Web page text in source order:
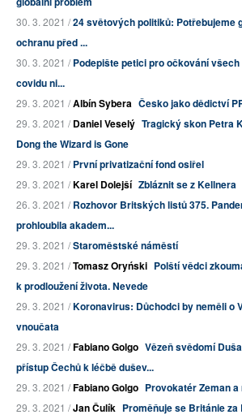
30. 3. 2021 /24 světových politiků: Potřebujeme
ochranu před ...
30. 3. 2021 /Podepište petici pro očkování
covidu ni...
29. 3. 2021 /Albín Sybera Česko jako dědictví
29. 3. 2021 /Daniel Veselý Tragický skon Petra
Dong the Wizard is Gone
29. 3. 2021 /První privatizační fond osiřel
29. 3. 2021 /Karel Dolejší Zbláznit se z Kellnera
26. 3. 2021 /Rozhovor Britských listů 375.
prohloubila akadem...
29. 3. 2021 /Staroměstské náměstí
29. 3. 2021 /Tomasz Oryński Polští vědci
k prodloužení života. Nevede
29. 3. 2021 /Koronavirus: Důchodci by neměli o
vnoučata
29. 3. 2021 /Fabiano Golgo Vězeň svědomí
přístup Čechů k léčbě dušev...
29. 3. 2021 /Fabiano Golgo Provokatér Zeman
29. 3. 2021 /Jan Čulík Proměňuje se Británie